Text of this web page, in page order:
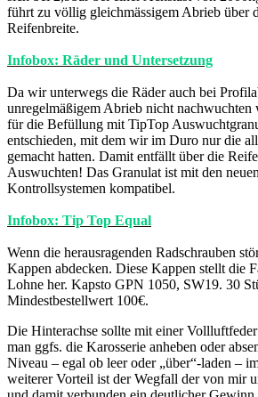
führt zu völlig gleichmässigem Abrieb über
Reifenbreite.
Infobox: Räder und Untersetzung
Da wir unterwegs die Räder auch bei
unregelmäßigem Abrieb nicht
für die Befüllung mit TipTop
entschieden, mit dem wir im Duro nur die
gemacht hatten. Damit entfällt über die
Auswuchten! Das Granulat ist mit den
Kontrollsystemen kompatibel.
Infobox: Tip Top Equal
Wenn die herausragenden Radschrauben
Kappen abdecken. Diese Kappen stellt die
Lohne her. Kapsto GPN 1050, SW19. 30
Mindestbestellwert 100€.
Die Hinterachse sollte mit einer Vollluftfeder
man ggfs. die Karosserie anheben oder
Niveau – egal ob leer oder „über“-laden –
weiterer Vorteil ist der Wegfall der von mir